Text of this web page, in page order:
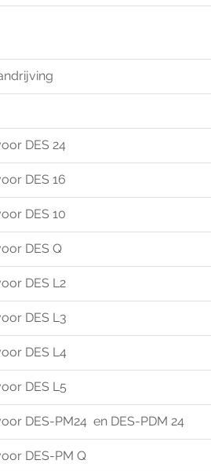
DES 24
DES 16
DES 10
DES Q
DES L2
DES L3
DES L4
DES L5
DES-PM24  en DES-PDM 24
DES-PM Q